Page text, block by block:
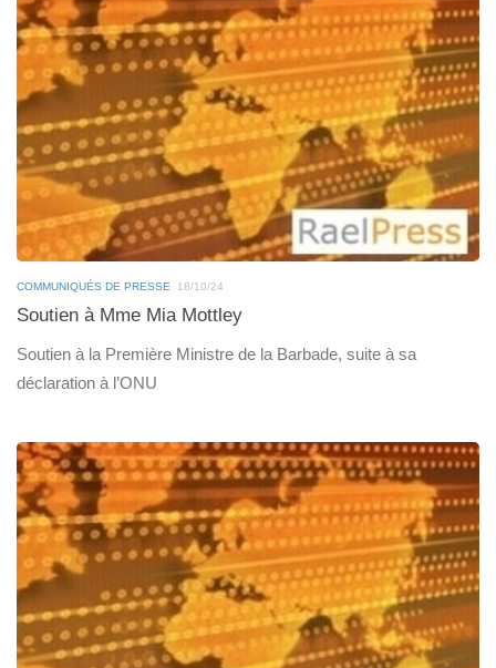
COMMUNIQUÉS DE PRESSE 18/10/24
Soutien à Mme Mia Mottley
Soutien à la Première Ministre de la Barbade, suite à sa
déclaration à l’ONU